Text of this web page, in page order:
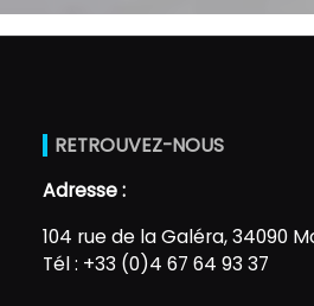
RETROUVEZ-NOUS
Adresse :
104 rue de la Galéra, 34090
Tél : +33 (0)4 67 64 93 37